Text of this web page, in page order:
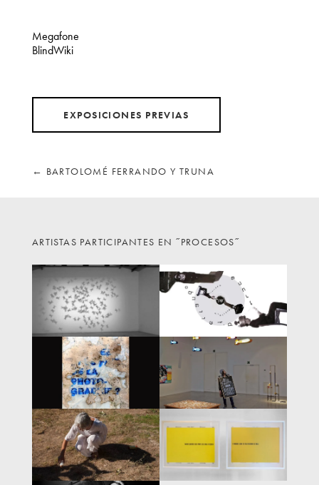
Megafone
BlindWiki
EXPOSICIONES PREVIAS
← BARTOLOMÉ FERRANDO Y TRUNA
ARTISTAS PARTICIPANTES EN ˝PROCESOS˝